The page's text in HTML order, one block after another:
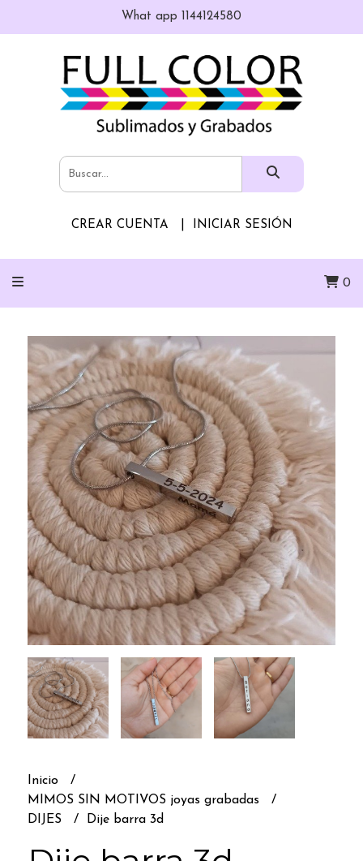
What app 1144124580
CREAR CUENTA INICIAR SESIÓN
0
Inicio
MIMOS SIN MOTIVOS joyas grabadas
DIJES
Dije barra 3d